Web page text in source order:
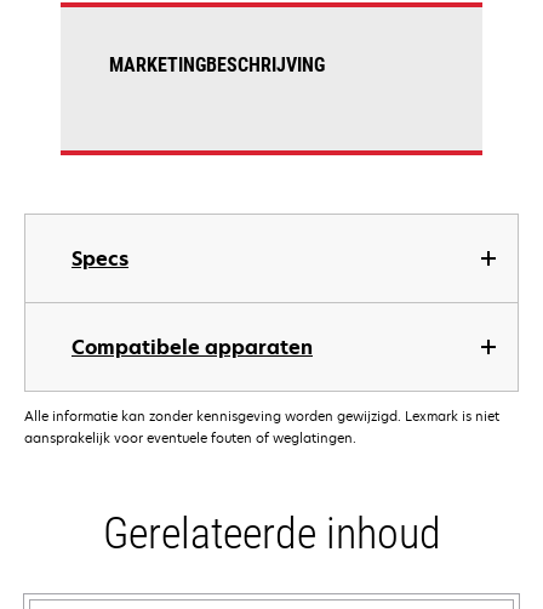
Specs
Compatibele apparaten
MARKETINGBESCHRIJVING
Alle informatie kan zonder kennisgeving worden gewijzigd. Lexmark is niet
aansprakelijk voor eventuele fouten of weglatingen.
Gerelateerde inhoud